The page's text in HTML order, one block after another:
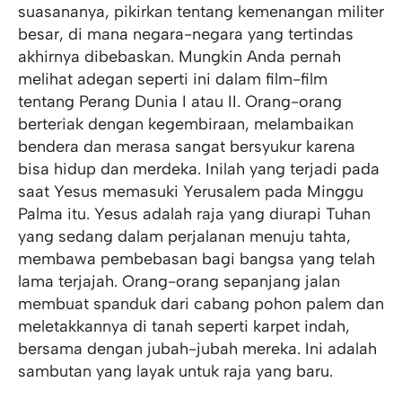
suasananya, pikirkan tentang kemenangan militer
besar, di mana negara-negara yang tertindas
akhirnya dibebaskan. Mungkin Anda pernah
melihat adegan seperti ini dalam film-film
tentang Perang Dunia I atau II. Orang-orang
berteriak dengan kegembiraan, melambaikan
bendera dan merasa sangat bersyukur karena
bisa hidup dan merdeka. Inilah yang terjadi pada
saat Yesus memasuki Yerusalem pada Minggu
Palma itu. Yesus adalah raja yang diurapi Tuhan
yang sedang dalam perjalanan menuju tahta,
membawa pembebasan bagi bangsa yang telah
lama terjajah. Orang-orang sepanjang jalan
membuat spanduk dari cabang pohon palem dan
meletakkannya di tanah seperti karpet indah,
bersama dengan jubah-jubah mereka. Ini adalah
sambutan yang layak untuk raja yang baru.